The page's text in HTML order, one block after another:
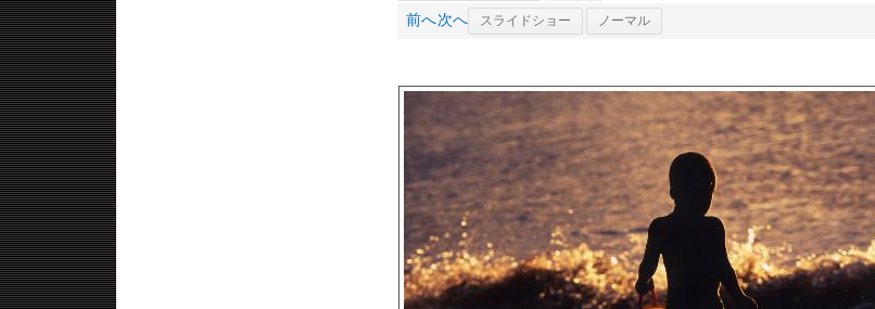
前へ次へ スライドショー ノーマル